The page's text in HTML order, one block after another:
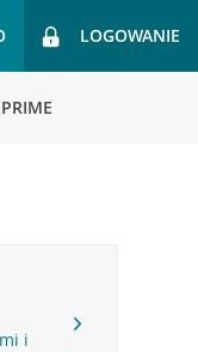
LOGOWANIE
i